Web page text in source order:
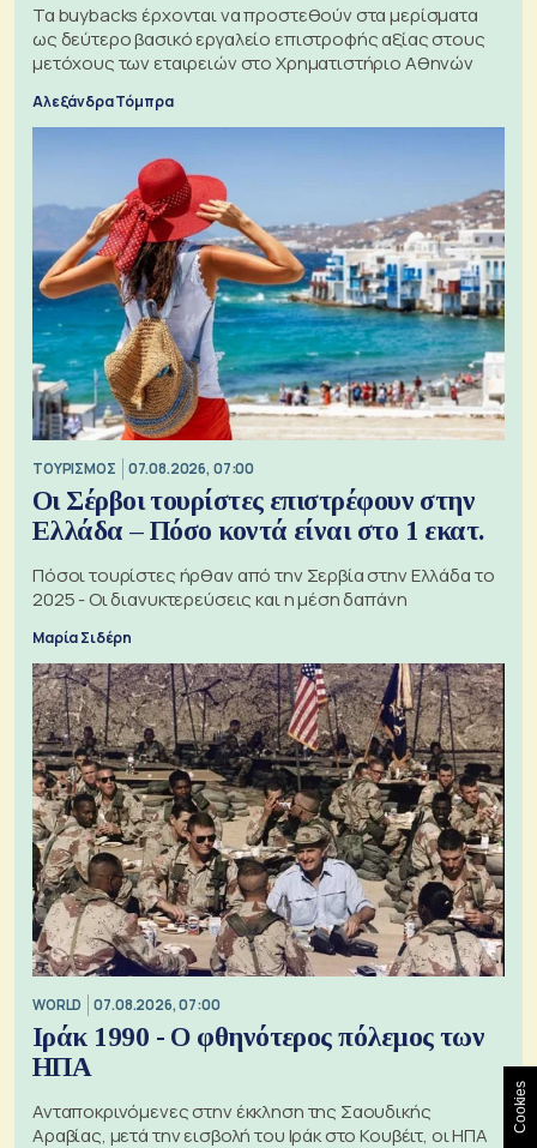
Τα buybacks έρχονται να προστεθούν στα μερίσματα
ως δεύτερο βασικό εργαλείο επιστροφής αξίας στους
μετόχους των εταιρειών στο Χρηματιστήριο Αθηνών
Αλεξάνδρα Τόμπρα
ΤΟΥΡΙΣΜΟΣ 07.08.2026, 07:00
Οι Σέρβοι τουρίστες επιστρέφουν στην
Ελλάδα – Πόσο κοντά είναι στο 1 εκατ.
Πόσοι τουρίστες ήρθαν από την Σερβία στην Ελλάδα το
2025 - Οι διανυκτερεύσεις και η μέση δαπάνη
Μαρία Σιδέρη
WORLD 07.08.2026, 07:00
Ιράκ 1990 - Ο φθηνότερος πόλεμος των
ΗΠΑ
Ανταποκρινόμενες στην έκκληση της Σαουδικής
Αραβίας, μετά την εισβολή του Ιράκ στο Κουβέιτ, οι ΗΠΑ
Cookies